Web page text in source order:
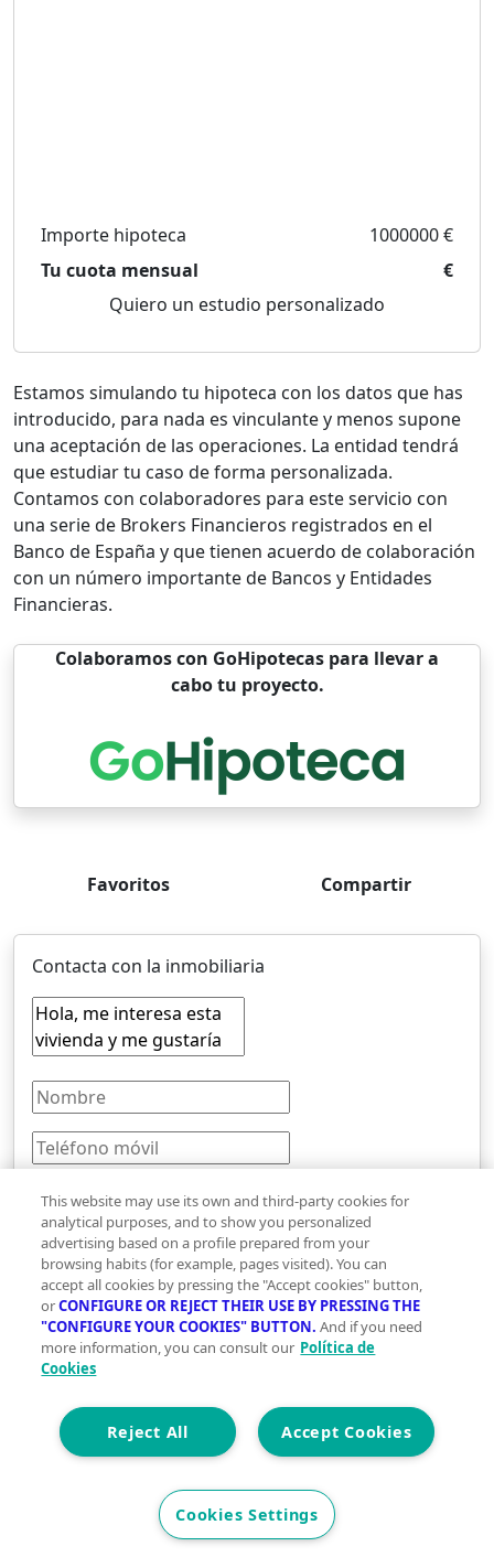
Importe hipoteca
1000000 €
Tu cuota mensual
€
Quiero un estudio personalizado
Estamos simulando tu hipoteca con los datos que has
introducido, para nada es vinculante y menos supone
una aceptación de las operaciones. La entidad tendrá
que estudiar tu caso de forma personalizada.
Contamos con colaboradores para este servicio con
una serie de Brokers Financieros registrados en el
Banco de España y que tienen acuerdo de colaboración
con un número importante de Bancos y Entidades
Financieras.
Colaboramos con GoHipotecas para llevar a
cabo tu proyecto.
Favoritos Compartir
Contacta con la inmobiliaria
UCI SPPI («UCI Servicios para Profesionales
Inmobiliarios / Vivegreen») tratará los datos
personales que has facilitado a través del presente
de contacto. Facilitaremos tus datos de contacto a
donpiso Girona Centre, legitimado por el
consentimiento otorgado mediante la remisión del
mismo. Puedes obtener más información sobre el
tratamiento de tus datos personales, y cómo
ejercitar tus derechos, consultando nuestra
This website may use its own and third-party cookies for
analytical purposes, and to show you personalized
advertising based on a profile prepared from your
browsing habits (for example, pages visited). You can
accept all cookies by pressing the "Accept cookies" button,
orCONFIGURE OR REJECT THEIR USE BY PRESSING THE
"CONFIGURE YOUR COOKIES" BUTTON. And if you need
more information, you can consult our Política de
Cookies
Accept Cookies
Reject All
Cookies Settings